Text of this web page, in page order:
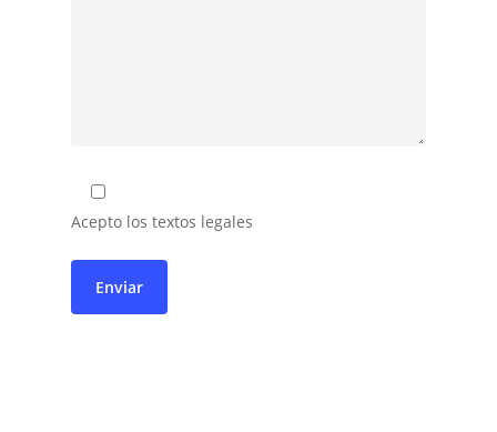
Acepto los textos legales